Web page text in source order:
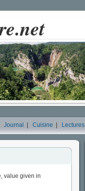
Journal Cuisine Lectures
value given in